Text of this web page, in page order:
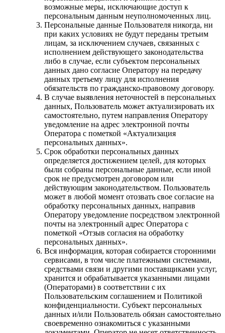
возможные меры, исключающие доступ к
персональным данным неуполномоченных лиц.
Персональные данные Пользователя никогда, ни
при каких условиях не будут переданы третьим
лицам, за исключением случаев, связанных с
исполнением действующего законодательства
либо в случае, если субъектом персональных
данных дано согласие Оператору на передачу
данных третьему лицу для исполнения
обязательств по гражданско-правовому договору.
В случае выявления неточностей в персональных
данных, Пользователь может актуализировать их
самостоятельно, путем направления Оператору
уведомление на адрес электронной почты
Оператора с пометкой «Актуализация
персональных данных».
Срок обработки персональных данных
определяется достижением целей, для которых
были собраны персональные данные, если иной
срок не предусмотрен договором или
действующим законодательством. Пользователь
может в любой момент отозвать свое согласие на
обработку персональных данных, направив
Оператору уведомление посредством электронной
почты на электронный адрес Оператора с
пометкой «Отзыв согласия на обработку
персональных данных».
Вся информация, которая собирается сторонними
сервисами, в том числе платежными системами,
средствами связи и другими поставщиками услуг,
хранится и обрабатывается указанными лицами
(Операторами) в соответствии с их
Пользовательским соглашением и Политикой
конфиденциальности. Субъект персональных
данных и/или Пользователь обязан самостоятельно
своевременно ознакомиться с указанными